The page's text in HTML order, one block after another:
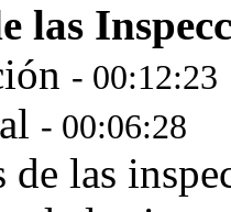
las
- 00:12:23
- 00:06:28
las